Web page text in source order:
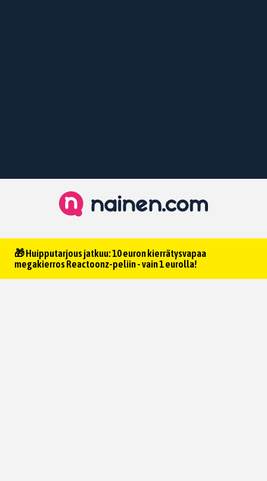
🎁 Huipputarjous jatkuu: 10 euron kierrätysvapaa
megakierros Reactoonz-peliin - vain 1 eurolla!